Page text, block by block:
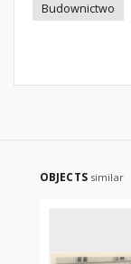
Budownictwo
OBJECTS similar